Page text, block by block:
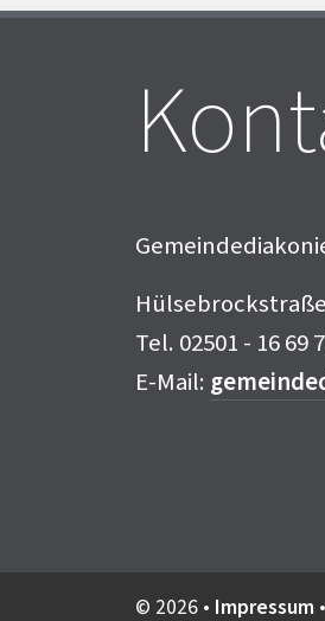
Tel. 02501 - 16
E-Mail:
© 2026 • Impressum •